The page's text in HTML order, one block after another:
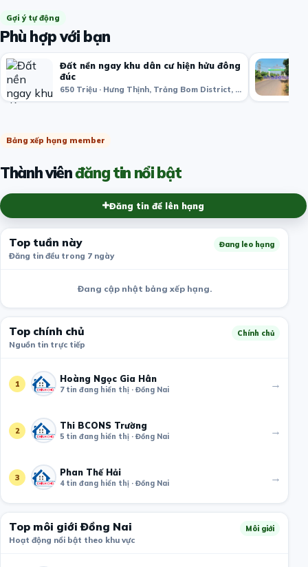
Gợi ý tự động
Phù hợp với bạn
Đất nền ngay khu dân cư hiện hửu đông
đúc
650 Triệu · Hưng Thịnh, Trảng Bom District, Đồng Nai, Việt Nam
Bảng xếp hạng member
Thành viênđăng tin nổi bật
Đăng tin để lên hạng
Top tuần này
Đăng tin đều trong 7 ngày
Đang leo hạng
Đang cập nhật bảng xếp hạng.
Top chính chủ
Nguồn tin trực tiếp
Chính chủ
1 Hoàng Ngọc Gia Hân
7 tin đang hiển thị · Đồng Nai →
2 Thi BCONS Trường
5 tin đang hiển thị · Đồng Nai →
3 Phan Thế Hải
4 tin đang hiển thị · Đồng Nai →
Top môi giới Đồng Nai
Hoạt động nổi bật theo khu vực
Môi giới